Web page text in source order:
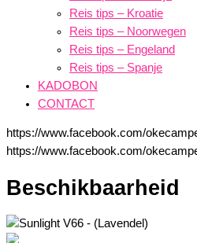
Reis tips – Kroatie
Reis tips – Noorwegen
Reis tips – Engeland
Reis tips – Spanje
KADOBON
CONTACT
https://www.facebook.com/
https://www.facebook.com/
Beschikbaarheid